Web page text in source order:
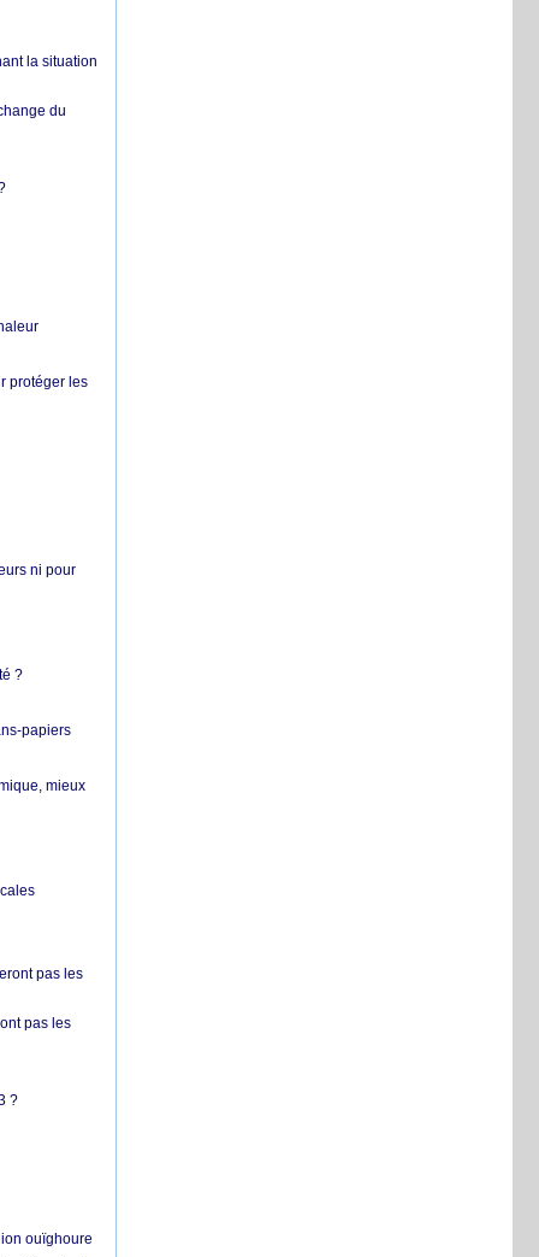
la situation
du
protéger les
ni pour
?
papiers
mieux
pas les
pas les
?
ouïghoure